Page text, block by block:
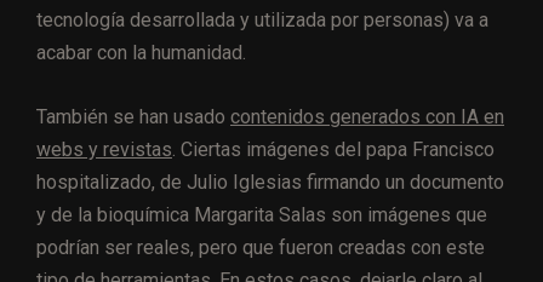
tecnología desarrollada y utilizada por personas) va a
acabar con la humanidad.
También se han usado contenidos generados con IA en
webs y revistas . Ciertas imágenes del papa Francisco
hospitalizado, de Julio Iglesias firmando un documento
y de la bioquímica Margarita Salas son imágenes que
podrían ser reales, pero que fueron creadas con este